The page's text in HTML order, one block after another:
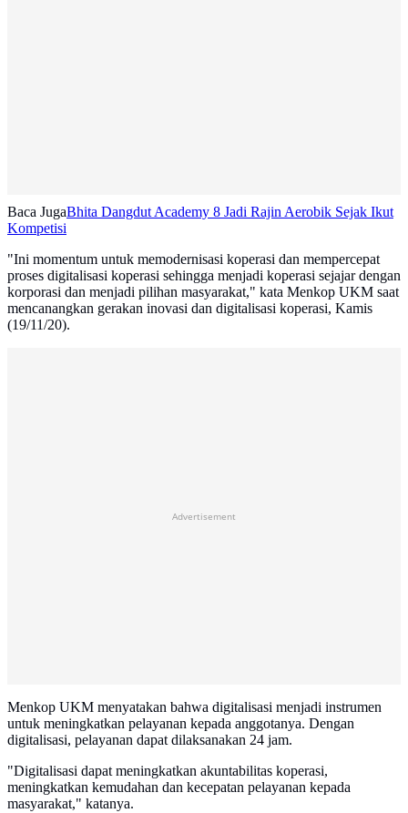
Baca JugaBhita Dangdut Academy 8 Jadi Rajin Aerobik Sejak Ikut
Kompetisi
"Ini momentum untuk memodernisasi koperasi dan mempercepat
proses digitalisasi koperasi sehingga menjadi koperasi sejajar dengan
korporasi dan menjadi pilihan masyarakat," kata Menkop UKM saat
mencanangkan gerakan inovasi dan digitalisasi koperasi, Kamis
(19/11/20).
Advertisement
Menkop UKM menyatakan bahwa digitalisasi menjadi instrumen
untuk meningkatkan pelayanan kepada anggotanya. Dengan
digitalisasi, pelayanan dapat dilaksanakan 24 jam.
"Digitalisasi dapat meningkatkan akuntabilitas koperasi,
meningkatkan kemudahan dan kecepatan pelayanan kepada
masyarakat," katanya.